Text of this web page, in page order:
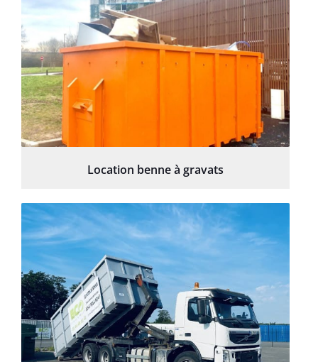
Location benne à gravats